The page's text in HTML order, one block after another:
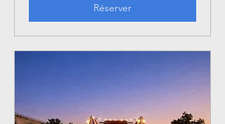
Réserver